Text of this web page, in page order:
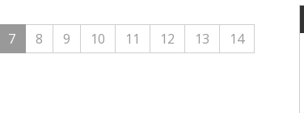
7 8 9 10 11 12 13
14